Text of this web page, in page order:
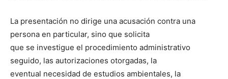
La presentación no dirige una acusación contra una
persona en particular, sino que solicita
que se investigue el procedimiento administrativo
seguido, las autorizaciones otorgadas, la
eventual necesidad de estudios ambientales, la